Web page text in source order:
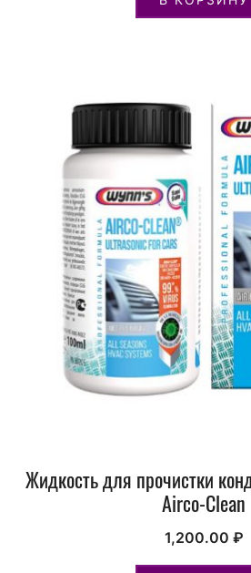
Жидкость для прочистки
Airco-Clean
1,200.00 ₽